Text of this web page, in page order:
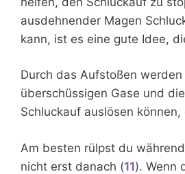
ausdehnender Magen
kann, ist es eine gute Idee,
Durch das Aufstoßen
überschüssigen Gase und
Schluckauf auslösen
Am besten rülpst du
nicht erst danach (11). Wenn